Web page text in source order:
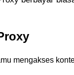
mengakses